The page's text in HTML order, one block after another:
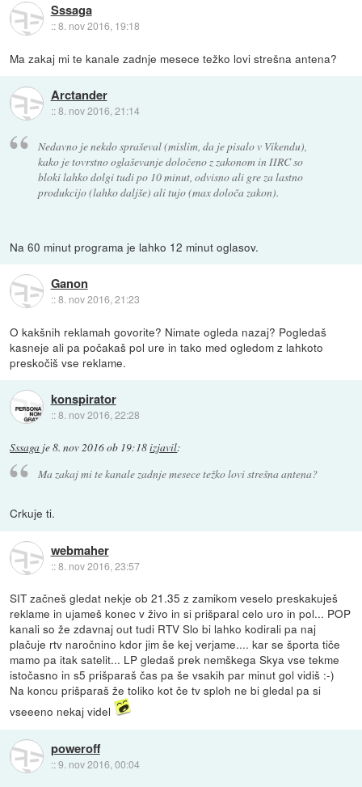
Sssaga
::8. nov 2016, 19:18
Ma zakaj mi te kanale zadnje mesece težko lovi strešna antena?
Arctander
::8. nov 2016, 21:14
Nedavno je nekdo spraševal (mislim, da je pisalo v Vikendu),
kako je tovrstno oglaševanje določeno z zakonom in IIRC so
bloki lahko dolgi tudi po 10 minut, odvisno ali gre za lastno
produkcijo (lahko daljše) ali tujo (max določa zakon).
Na 60 minut programa je lahko 12 minut oglasov.
Ganon
::8. nov 2016, 21:23
O kakšnih reklamah govorite? Nimate ogleda nazaj? Pogledaš
kasneje ali pa počakaš pol ure in tako med ogledom z lahkoto
preskočiš vse reklame.
konspirator
::8. nov 2016, 22:28
Sssaga je8. nov 2016 ob 19:18izjavil:
Ma zakaj mi te kanale zadnje mesece težko lovi strešna antena?
Crkuje ti.
webmaher
::8. nov 2016, 23:57
SIT začneš gledat nekje ob 21.35 z zamikom veselo preskakuješ
reklame in ujameš konec v živo in si prišparal celo uro in pol... POP
kanali so že zdavnaj out tudi RTV Slo bi lahko kodirali pa naj
plačuje rtv naročnino kdor jim še kej verjame.... kar se športa tiče
mamo pa itak satelit... LP gledaš prek nemškega Skya vse tekme
istočasno in s5 prišparaš čas pa še vsakih par minut gol vidiš :-)
Na koncu prišparaš že toliko kot če tv sploh ne bi gledal pa si
vseeeno nekaj videl
poweroff
::9. nov 2016, 00:04